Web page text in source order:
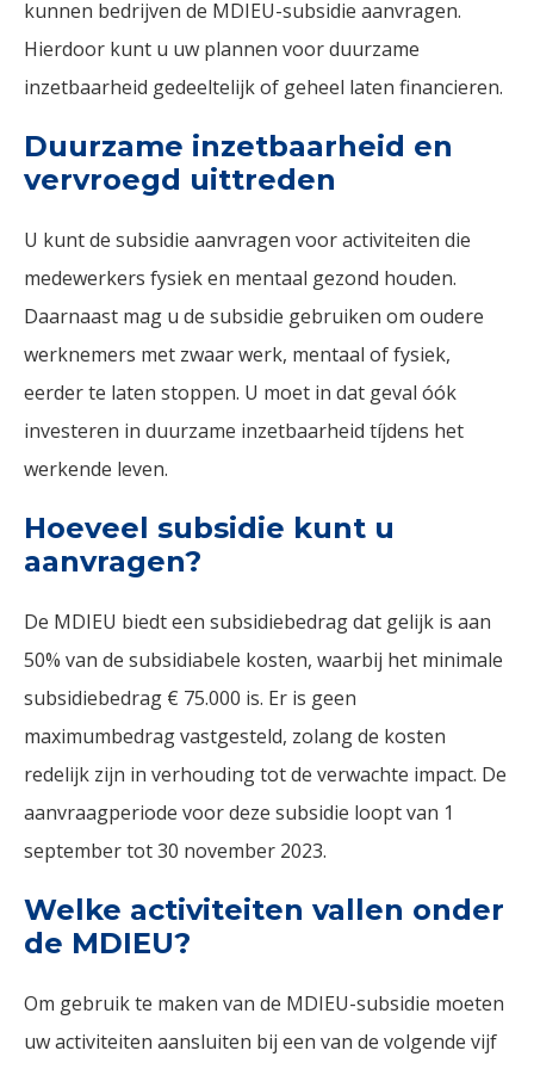
kunnen bedrijven de MDIEU-subsidie aanvragen.
Hierdoor kunt u uw plannen voor duurzame
inzetbaarheid gedeeltelijk of geheel laten financieren.
Duurzame inzetbaarheid en
vervroegd uittreden
U kunt de subsidie aanvragen voor activiteiten die
medewerkers fysiek en mentaal gezond houden.
Daarnaast mag u de subsidie gebruiken om oudere
werknemers met zwaar werk, mentaal of fysiek,
eerder te laten stoppen. U moet in dat geval óók
investeren in duurzame inzetbaarheid tíjdens het
werkende leven.
Hoeveel subsidie kunt u
aanvragen?
De MDIEU biedt een subsidiebedrag dat gelijk is aan
50% van de subsidiabele kosten, waarbij het minimale
subsidiebedrag € 75.000 is. Er is geen
maximumbedrag vastgesteld, zolang de kosten
redelijk zijn in verhouding tot de verwachte impact. De
aanvraagperiode voor deze subsidie loopt van 1
september tot 30 november 2023.
Welke activiteiten vallen onder
de MDIEU?
Om gebruik te maken van de MDIEU-subsidie moeten
uw activiteiten aansluiten bij een van de volgende vijf